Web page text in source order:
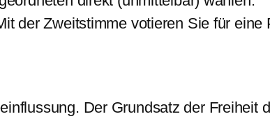
der Zweitstimme votieren Sie für eine
Der Grundsatz der Freiheit